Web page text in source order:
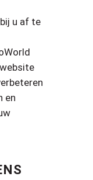
u af te
en